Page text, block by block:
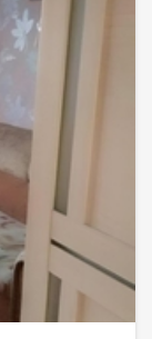
дома есть
Общий
в любое,
варианта